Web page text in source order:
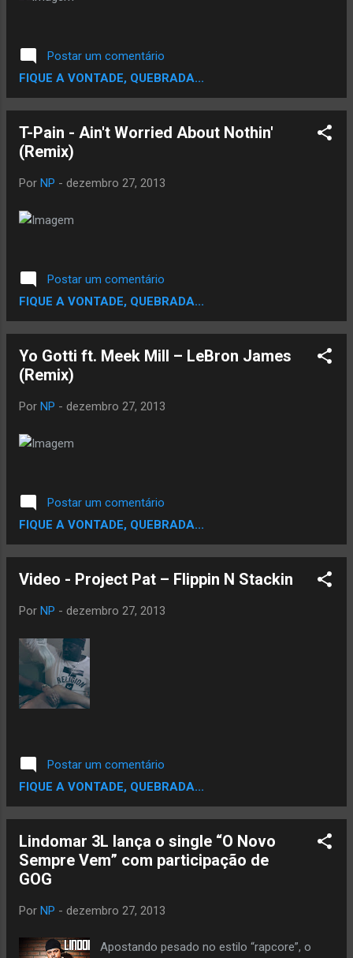
Postar um comentário
FIQUE A VONTADE, QUEBRADA...
T-Pain - Ain't Worried About Nothin'
(Remix)
Por NP - dezembro 27, 2013
Postar um comentário
FIQUE A VONTADE, QUEBRADA...
Yo Gotti ft. Meek Mill – LeBron James
(Remix)
Por NP - dezembro 27, 2013
Postar um comentário
FIQUE A VONTADE, QUEBRADA...
Video - Project Pat – Flippin N Stackin
Por NP - dezembro 27, 2013
Postar um comentário
FIQUE A VONTADE, QUEBRADA...
Lindomar 3L lança o single “O Novo
Sempre Vem” com participação de
GOG
Por NP - dezembro 27, 2013
Apostando pesado no estilo “rapcore”, o